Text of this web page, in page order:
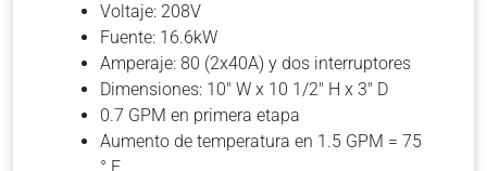
Voltaje: 208V
Fuente: 16.6kW
Amperaje: 80 (2x40A) y dos interruptores
Dimensiones: 10″ W x 10 1/2″ H x 3″ D
0.7 GPM en primera etapa
Aumento de temperatura en 1.5 GPM = 75